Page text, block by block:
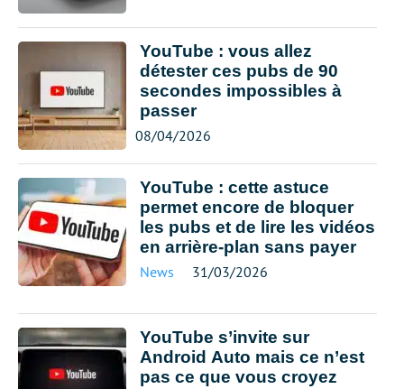
YouTube : vous allez
détester ces pubs de 90
secondes impossibles à
passer
08/04/2026
YouTube : cette astuce
permet encore de bloquer
les pubs et de lire les vidéos
en arrière-plan sans payer
News 31/03/2026
YouTube s’invite sur
Android Auto mais ce n’est
pas ce que vous croyez